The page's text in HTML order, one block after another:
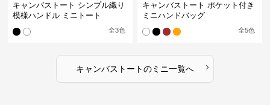
キャンバストート シンプル織り
模様ハンドル ミニトート
全3色
キャンバストート ポケット付き
ミニハンドバッグ
全5色
キャンバストートのミニ一覧へ ›